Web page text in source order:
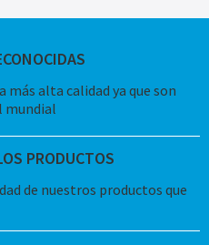
alta calidad ya que son
mundial
PRODUCTOS
de nuestros productos que